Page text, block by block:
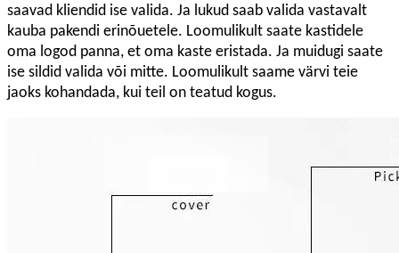
saavad kliendid ise valida. Ja lukud saab valida vastavalt
kauba pakendi erinõuetele. Loomulikult saate kastidele
oma logod panna, et oma kaste eristada. Ja muidugi saate
ise sildid valida või mitte. Loomulikult saame värvi teie
jaoks kohandada, kui teil on teatud kogus.